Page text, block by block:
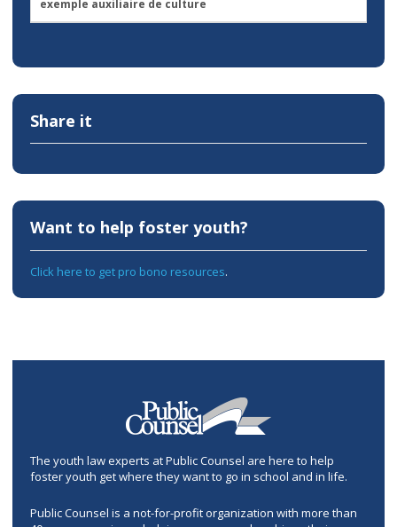
exemple auxiliaire de culture
Share it
Want to help foster youth?
Click here to get pro bono resources.
The youth law experts at Public Counsel are here to help
foster youth get where they want to go in school and in life.
Public Counsel is a not-for-profit organization with more than